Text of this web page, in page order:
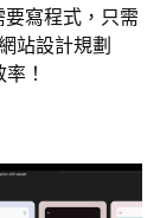
要寫程式，只需
站設計規劃
！